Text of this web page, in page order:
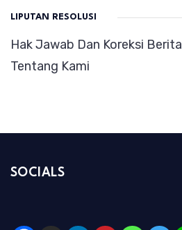
LIPUTAN RESOLUSI
Hak Jawab Dan Koreksi Berita
Tentang Kami
SOCIALS